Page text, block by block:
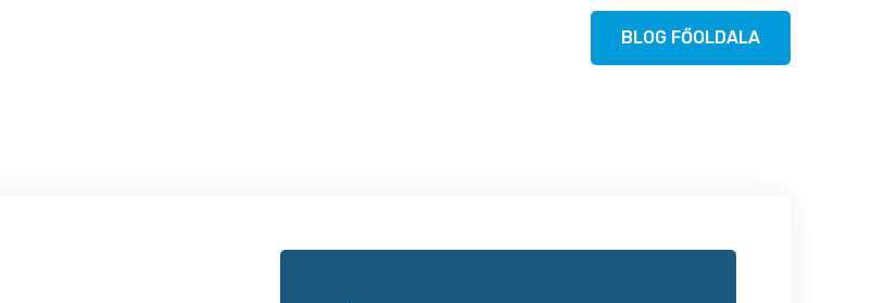
BLOG FŐOLDALA